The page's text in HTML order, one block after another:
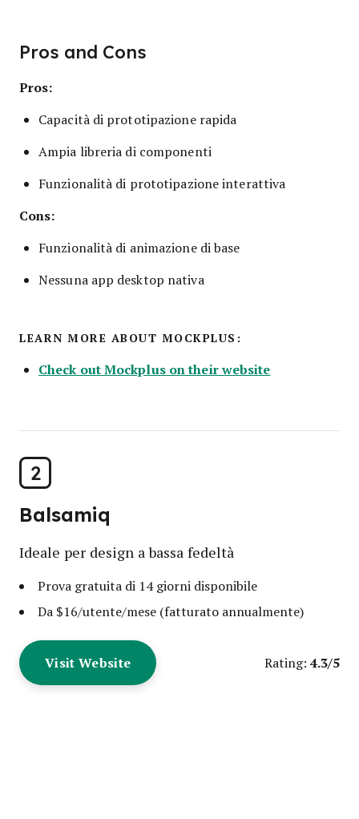
Pros and Cons
Pros:
Capacità di prototipazione rapida
Ampia libreria di componenti
Funzionalità di prototipazione interattiva
Cons:
Funzionalità di animazione di base
Nessuna app desktop nativa
LEARN MORE ABOUT MOCKPLUS:
Check out Mockplus on their website
2
Balsamiq
Ideale per design a bassa fedeltà
Prova gratuita di 14 giorni disponibile
Da $16/utente/mese (fatturato annualmente)
Visit Website Rating: 4.3/5